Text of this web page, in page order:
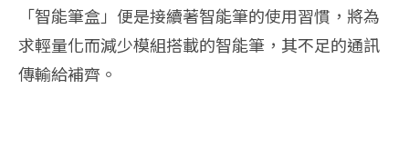
「智能筆盒」便是接續著智能筆的使用習慣，將為
求輕量化而減少模組搭載的智能筆，其不足的通訊
傳輸給補齊。